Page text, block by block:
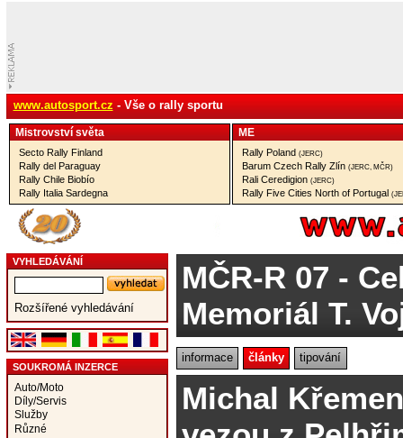
www.autosport.cz - Vše o rally sportu
Mistrovství­ světa
Secto Rally Finland
Rally del Paraguay
Rally Chile Biobío
Rally Italia Sardegna
ME
Rally Poland (JERC)
Barum Czech Rally Zlín (JERC, MČR)
Rali Ceredigion (JERC)
Rally Five Cities North of Portugal
VYHLEDÁVÁNÍ
Rozšířené vyhledávání
SOUKROMÁ INZERCE
Auto/Moto
Díly/Servis
Služby
Různé
MČR-R 07 -
Memoriál T.
informace články tipování
Michal